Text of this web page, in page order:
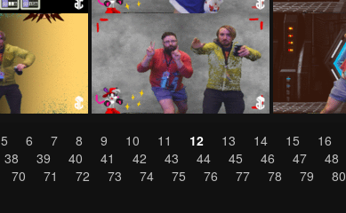
5 6 7 8 9 10 11 12 13 14 15 16
38 39 40 41 42 43 44 45 46 47 48
70 71 72 73 74 75 76 77 78 79 80